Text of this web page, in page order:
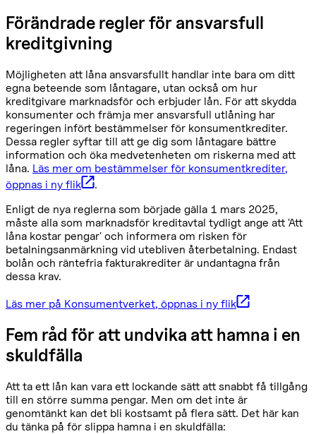
Förändrade regler för ansvarsfull
kreditgivning
Möjligheten att låna ansvarsfullt handlar inte bara om ditt
egna beteende som låntagare, utan också om hur
kreditgivare marknadsför och erbjuder lån. För att skydda
konsumenter och främja mer ansvarsfull utlåning har
regeringen infört bestämmelser för konsumentkrediter.
Dessa regler syftar till att ge dig som låntagare bättre
information och öka medvetenheten om riskerna med att
låna. Läs mer om bestämmelser för konsumentkrediter,
öppnas i ny flik
.
Enligt de nya reglerna som började gälla 1 mars 2025,
måste alla som marknadsför kreditavtal tydligt ange att 'Att
låna kostar pengar' och informera om risken för
betalningsanmärkning vid utebliven återbetalning. Endast
bolån och räntefria fakturakrediter är undantagna från
dessa krav.
Läs mer på Konsumentverket, öppnas i ny flik
Fem råd för att undvika att hamna i en
skuldfälla
Att ta ett lån kan vara ett lockande sätt att snabbt få tillgång
till en större summa pengar. Men om det inte är
genomtänkt kan det bli kostsamt på flera sätt. Det här kan
du tänka på för slippa hamna i en skuldfälla: